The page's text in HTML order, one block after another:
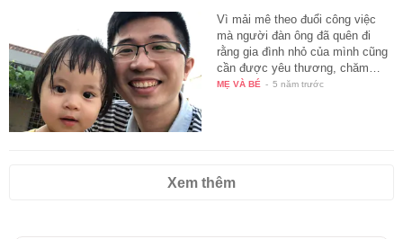
Vì mải mê theo đuổi công việc
mà người đàn ông đã quên đi
rằng gia đình nhỏ của mình cũng
cần được yêu thương, chăm…
MẸ VÀ BÉ - 5 năm trước
Xem thêm